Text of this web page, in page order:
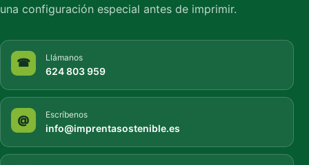
una configuración especial antes de imprimir.
☎ Llámanos
624 803 959
@ Escríbenos
info@imprentasostenible.es